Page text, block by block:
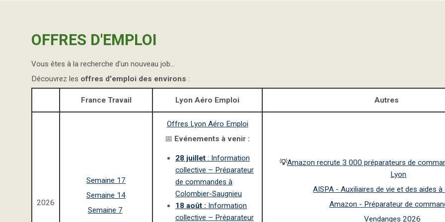
OFFRES D'EMPLOI
Vous êtes à la recherche d'un nouveau job...
Découvrez les offres d'emploi des environs :
France Travail Lyon Aéro Emploi Autres
2026
Semaine 17
Semaine 14
Semaine 7
Offres Lyon Aéro Emploi
📅 Evénements à venir :
28 juillet : Information
collective – Préparateur
de commandes à
Colombier-Saugnieu
18 août : Information
collective – Préparateur
💡Amazon recrute 3 000 préparateurs de
Lyon
AISPA - Auxiliaires de vie et des aides
Amazon - Préparateur de
Vendanges 2026